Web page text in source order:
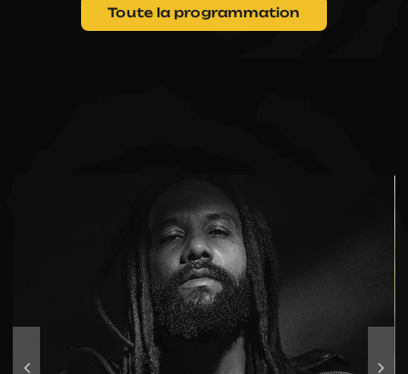
PARTENAIRES
CONTACTS
Toute la programmation